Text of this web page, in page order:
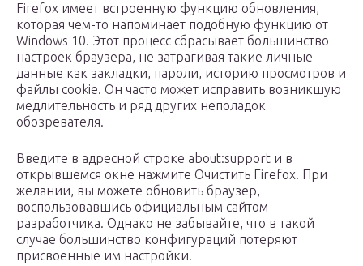
Firefox имеет встроенную функцию обновления,
которая чем-то напоминает подобную функцию от
Windows 10. Этот процесс сбрасывает большинство
настроек браузера, не затрагивая такие личные
данные как закладки, пароли, историю просмотров и
файлы cookie. Он часто может исправить возникшую
медлительность и ряд других неполадок
обозревателя.
Введите в адресной строке about:support и в
открывшемся окне нажмите Очистить Firefox. При
желании, вы можете обновить браузер,
воспользовавшись официальным сайтом
разработчика. Однако не забывайте, что в такой
случае большинство конфигураций потеряют
присвоенные им настройки.